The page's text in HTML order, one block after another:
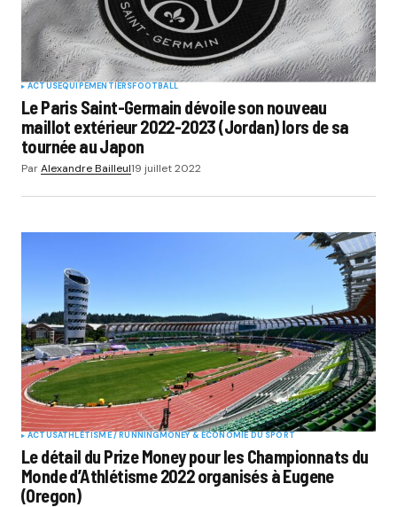
ACTUSEQUIPEMENTIERSFOOTBALL
Le Paris Saint-Germain dévoile son nouveau
maillot extérieur 2022-2023 (Jordan) lors de sa
tournée au Japon
ParAlexandre Bailleul19 juillet 2022
ACTUSATHLÉTISME / RUNNINGMONEY & ÉCONOMIE DU SPORT
Le détail du Prize Money pour les Championnats du
Monde d’Athlétisme 2022 organisés à Eugene
(Oregon)